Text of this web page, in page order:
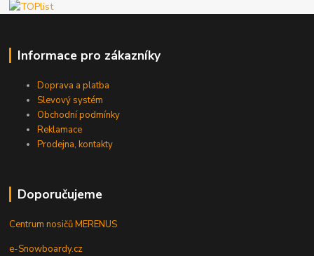
Informace pro zákazníky
Doprava a platba
Slevový systém
Obchodní podmínky
Reklamace
Prodejna, kontakty
Doporučujeme
Centrum nosičů MERENUS
e-Snowboardy.cz